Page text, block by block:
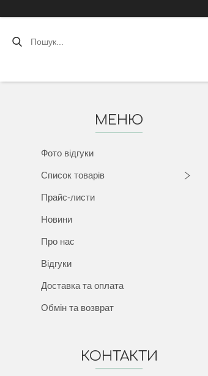
Фото відгуки
Список товарів
Прайс-листи
Новини
Про нас
Відгуки
Доставка та оплата
Обмін та возврат
КОНТАКТИ